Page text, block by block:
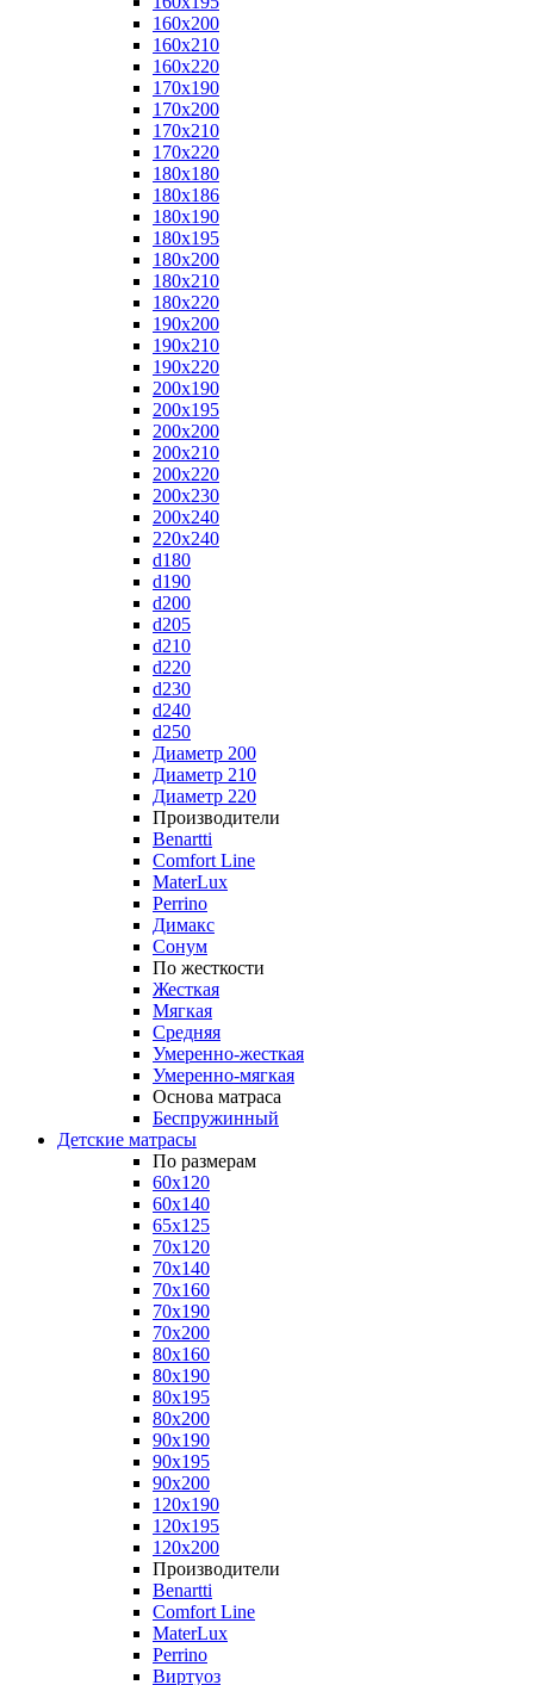
160x200
160x210
160x220
170x190
170x200
170x210
170x220
180x180
180x186
180x190
180x195
180x200
180x210
180x220
190x200
190x210
190x220
200x190
200x195
200x200
200x210
200x220
200x230
200x240
220x240
d180
d190
d200
d205
d210
d220
d230
d240
d250
Диаметр 200
Диаметр 210
Диаметр 220
Производители
Benartti
Comfort Line
MaterLux
Perrino
Димакс
Сонум
По жесткости
Жесткая
Мягкая
Средняя
Умеренно-жесткая
Умеренно-мягкая
Основа матраса
Беспружинный
Детские матрасы
По размерам
60x120
60x140
65x125
70x120
70x140
70x160
70x190
70x200
80x160
80x190
80x195
80x200
90x190
90x195
90x200
120x190
120x195
120x200
Производители
Benartti
Comfort Line
MaterLux
Perrino
Виртуоз